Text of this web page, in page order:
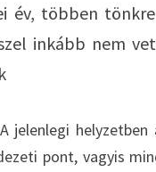
év, többen
inkább nem
jelenlegi
pont, vagyis